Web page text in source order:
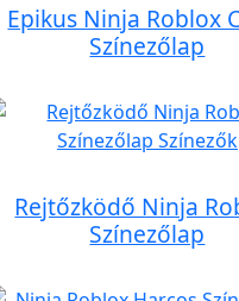
Epikus Ninja Roblox
Színezőlap
Rejtőzködő Ninja
Színezőlap